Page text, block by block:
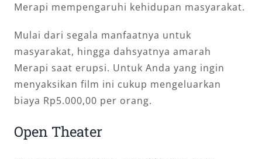
Merapi mempengaruhi kehidupan masyarakat.
Mulai dari segala manfaatnya untuk
masyarakat, hingga dahsyatnya amarah
Merapi saat erupsi. Untuk Anda yang ingin
menyaksikan film ini cukup mengeluarkan
biaya Rp5.000,00 per orang.
Open Theater